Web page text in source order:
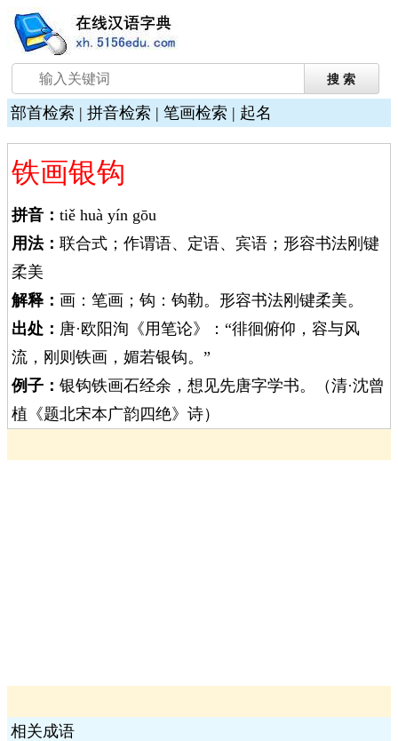
部首检索 | 拼音检索 | 笔画检索 | 起名
铁画银钩
拼音： tiě huà yín gōu
用法： 联合式；作谓语、定语、宾语；形容书法刚键
柔美
解释： 画：笔画；钩：钩勒。形容书法刚键柔美。
出处： 唐·欧阳洵《用笔论》：“徘徊俯仰，容与风
流，刚则铁画，媚若银钩。”
例子： 银钩铁画石经余，想见先唐字学书。（清·沈曾
植《题北宋本广韵四绝》诗）
相关成语